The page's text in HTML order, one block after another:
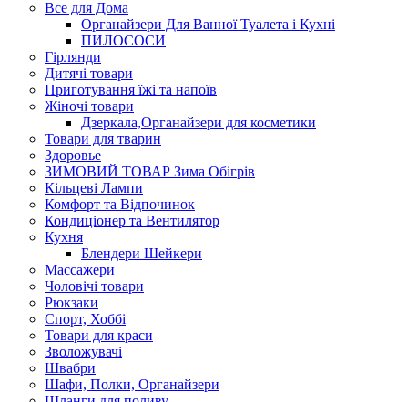
Все для Дома
Органайзери Для Ванної Туалета і Кухні
ПИЛОСОСИ
Гірлянди
Дитячі товари
Приготування їжі та напоїв
Жіночі товари
Дзеркала,Органайзери для косметики
Товари для тварин
Здоровье
ЗИМОВИЙ ТОВАР Зима Обігрів
Кільцеві Лампи
Комфорт та Відпочинок
Кондиціонер та Вентилятор
Кухня
Блендери Шейкери
Массажери
Чоловічі товари
Рюкзаки
Спорт, Хоббі
Товари для краси
Зволожувачі
Швабри
Шафи, Полки, Органайзери